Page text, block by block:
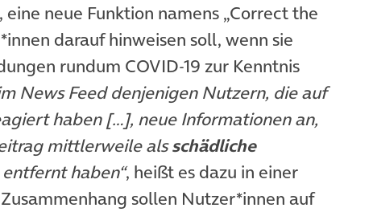
neue Funktion namens „Correct the
darauf hinweisen soll, wenn sie
rundum COVID-19 zur Kenntnis
News Feed denjenigen Nutzern, die auf
haben […], neue Informationen an,
mittlerweile alsschädliche
haben“, heißt es dazu in einer
Tab)
sollen Nutzer*innen auf